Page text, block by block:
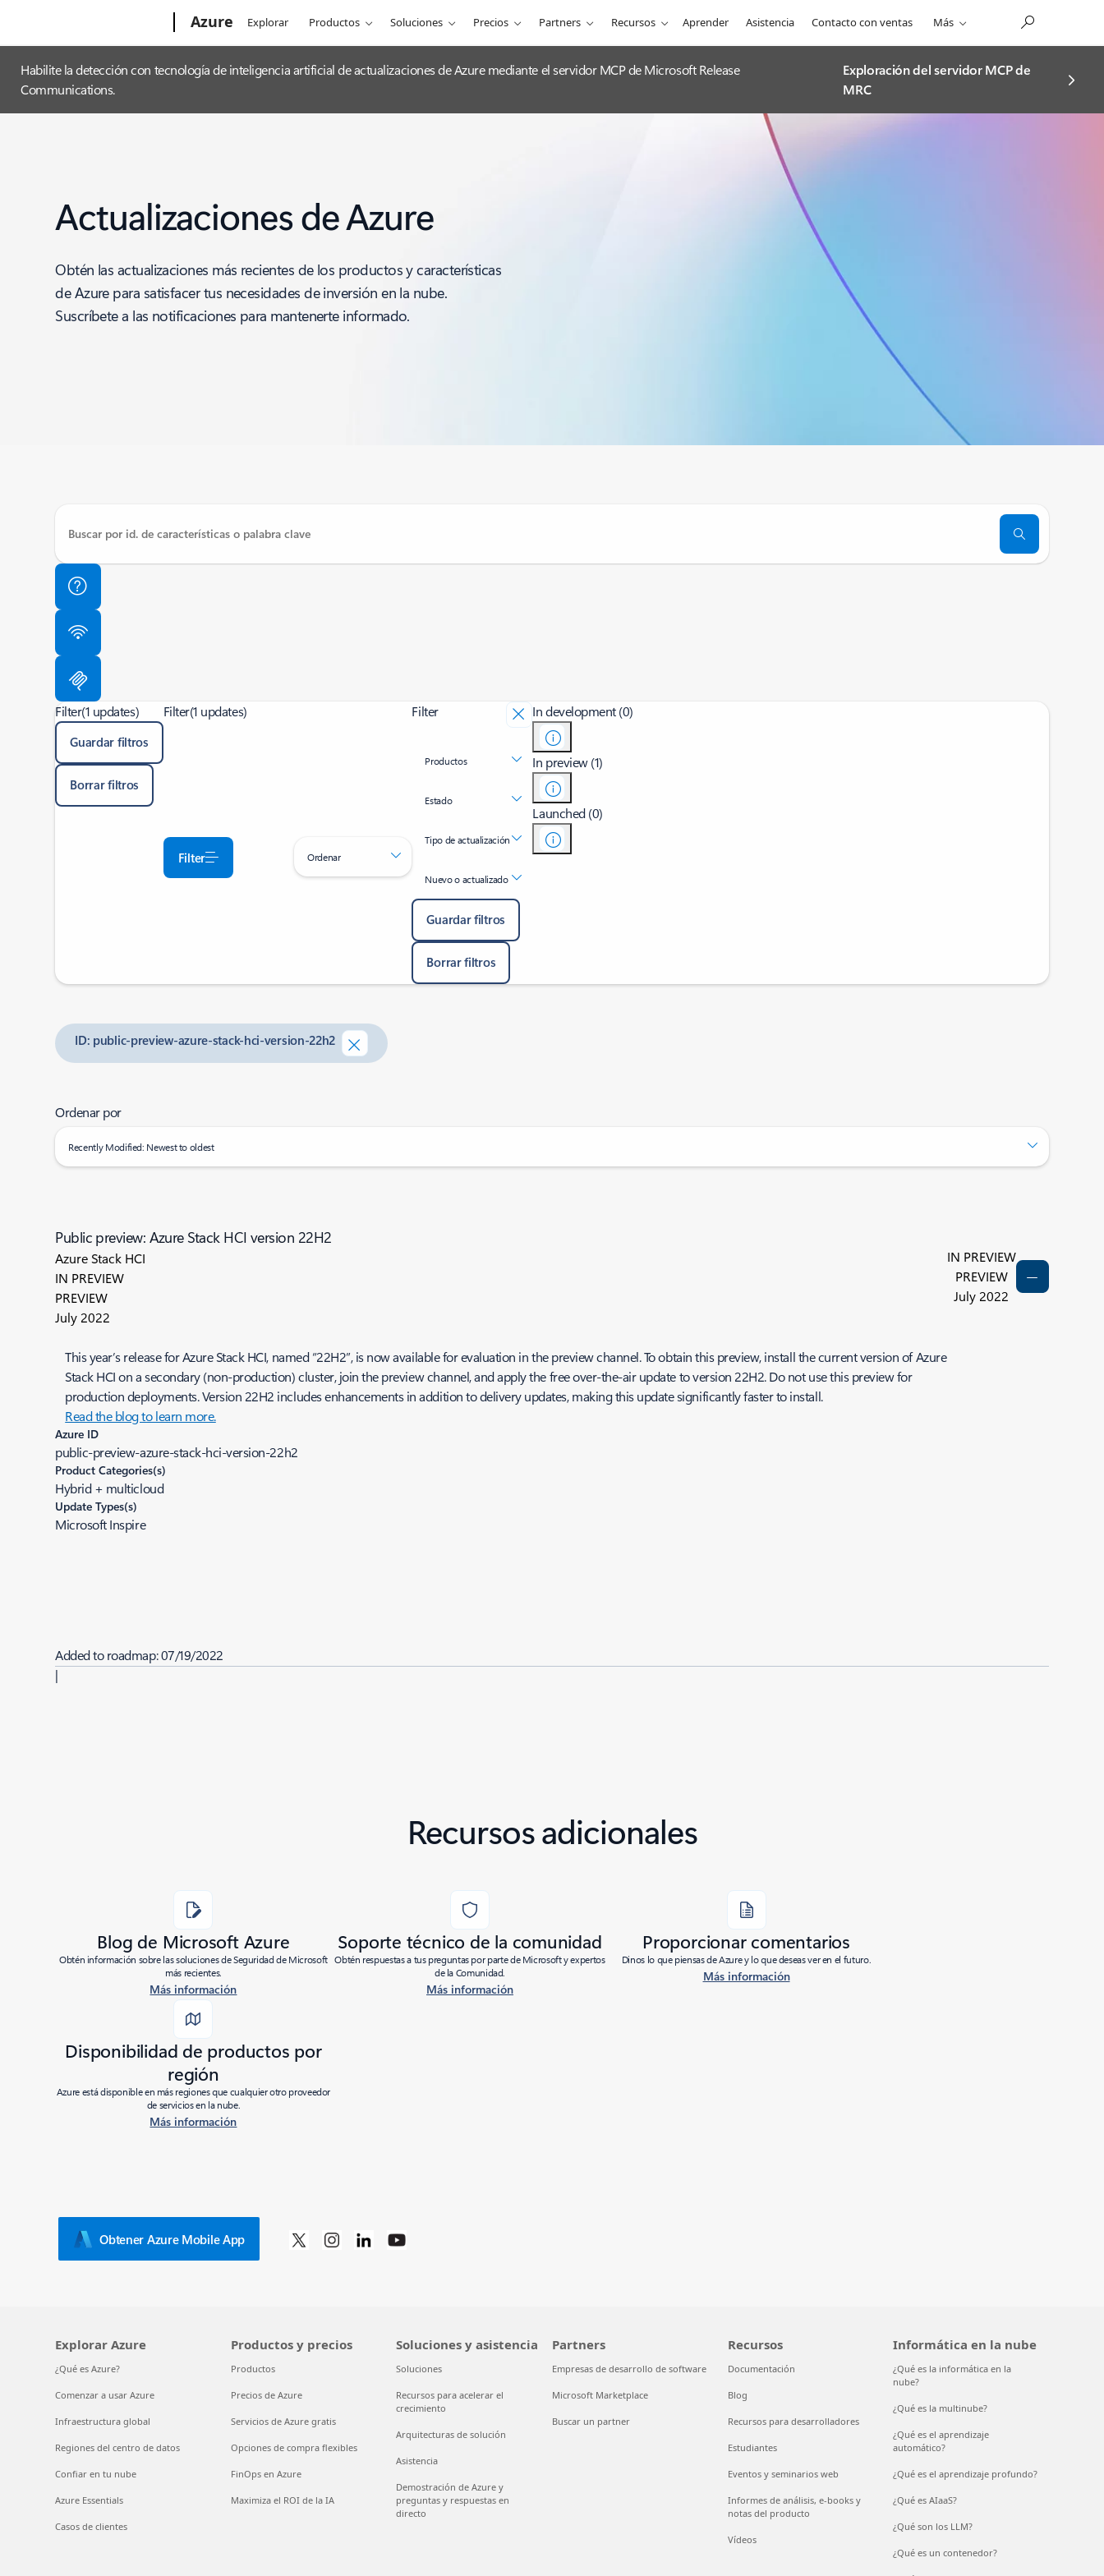
Azure Explorar Productos Soluciones Precios Partners Recursos Aprender Asistencia Contacto con ventas Más
Habilite la detección con tecnología de inteligencia artificial de actualizaciones de Azure mediante el servidor MCP de Microsoft Release
Communications.
Exploración del servidor MCP de
MRC
Actualizaciones de Azure
Obtén las actualizaciones más recientes de los productos y características
de Azure para satisfacer tus necesidades de inversión en la nube.
Suscríbete a las notificaciones para mantenerte informado.
Filter(1 updates)
Guardar filtros
Borrar filtros
Filter(1 updates)
Filter Ordenar
Filter
Productos
Estado
Tipo de actualización
Nuevo o actualizado
Guardar filtros
Borrar filtros
In development (0)
In preview (1)
Launched (0)
ID: public-preview-azure-stack-hci-version-22h2
Ordenar por
Recently Modified: Newest to oldest
Public preview: Azure Stack HCI version 22H2
Azure Stack HCI
IN PREVIEW
PREVIEW
July 2022
IN PREVIEW
PREVIEW
July 2022
This year’s release for Azure Stack HCI, named “22H2”, is now available for evaluation in the preview channel. To obtain this preview, install the current version of Azure
Stack HCI on a secondary (non-production) cluster, join the preview channel, and apply the free over-the-air update to version 22H2. Do not use this preview for
production deployments. Version 22H2 includes enhancements in addition to delivery updates, making this update significantly faster to install.
Read the blog to learn more.
Azure ID
public-preview-azure-stack-hci-version-22h2
Product Categories(s)
Hybrid + multicloud
Update Types(s)
Microsoft Inspire
Added to roadmap:07/19/2022
|
Recursos adicionales
Blog de Microsoft Azure
Obtén información sobre las soluciones de Seguridad de Microsoft
más recientes.
Más información
Soporte técnico de la comunidad
Obtén respuestas a tus preguntas por parte de Microsoft y expertos
de la Comunidad.
Más información
Proporcionar comentarios
Dinos lo que piensas de Azure y lo que deseas ver en el futuro.
Más información
Disponibilidad de productos por
región
Azure está disponible en más regiones que cualquier otro proveedor
de servicios en la nube.
Más información
Obtener Azure Mobile App
Explorar Azure
¿Qué es Azure?
Comenzar a usar Azure
Infraestructura global
Regiones del centro de datos
Confiar en tu nube
Azure Essentials
Casos de clientes
Productos y precios
Productos
Precios de Azure
Servicios de Azure gratis
Opciones de compra flexibles
FinOps en Azure
Maximiza el ROI de la IA
Soluciones y asistencia
Soluciones
Recursos para acelerar el
crecimiento
Arquitecturas de solución
Asistencia
Demostración de Azure y
preguntas y respuestas en
directo
Partners
Empresas de desarrollo de software
Microsoft Marketplace
Buscar un partner
Recursos
Documentación
Blog
Recursos para desarrolladores
Estudiantes
Eventos y seminarios web
Informes de análisis, e-books y
notas del producto
Vídeos
Informática en la nube
¿Qué es la informática en la
nube?
¿Qué es la multinube?
¿Qué es el aprendizaje
automático?
¿Qué es el aprendizaje profundo?
¿Qué es AIaaS?
¿Qué son los LLM?
¿Qué es un contenedor?